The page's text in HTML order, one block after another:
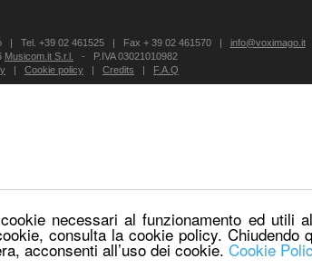
necessari al funzionamento ed utili
consulta la cookie policy. Chiudendo
acconsenti all’uso dei cookie. Cookie
| Tel. +39 02 461525 | Fax + 39 02 461570 | info@voximago.it
Musicom.it S.r.l.
- P.IVA 03021010982
| Cookie policy | Credits | F.A.Q